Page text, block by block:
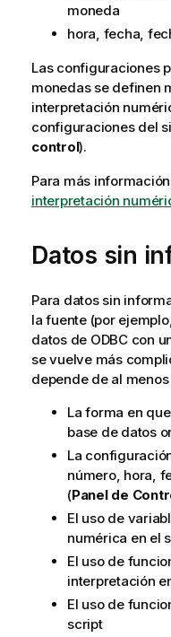
moneda
hora, fecha,
Las configuraciones
monedas se definen
interpretación
configuraciones del
control).
Para más
interpretación
Datos sin
Para datos sin
la fuente (por
datos de ODBCcon
se vuelve más
depende de al
La forma en
base de datos
La
número, hora,
(Panel de
El uso de
numérica en el
El uso de
interpretación
El uso de
script